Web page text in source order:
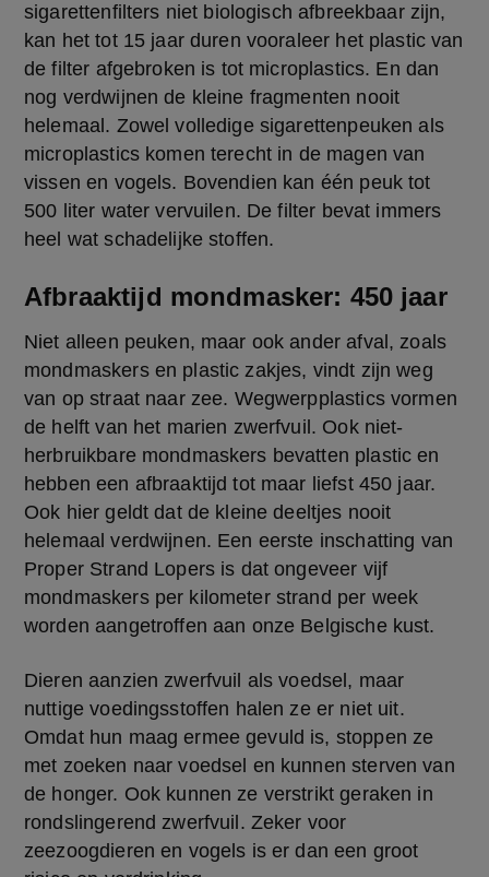
sigarettenfilters niet biologisch afbreekbaar zijn,
kan het tot 15 jaar duren vooraleer het plastic van
de filter afgebroken is tot microplastics. En dan
nog verdwijnen de kleine fragmenten nooit
helemaal. Zowel volledige sigarettenpeuken als
microplastics komen terecht in de magen van
vissen en vogels. Bovendien kan één peuk tot
500 liter water vervuilen. De filter bevat immers
heel wat schadelijke stoffen.
Afbraaktijd mondmasker: 450 jaar
Niet alleen peuken, maar ook ander afval, zoals
mondmaskers en plastic zakjes, vindt zijn weg
van op straat naar zee. Wegwerpplastics vormen
de helft van het marien zwerfvuil. Ook niet-
herbruikbare mondmaskers bevatten plastic en
hebben een afbraaktijd tot maar liefst 450 jaar.
Ook hier geldt dat de kleine deeltjes nooit
helemaal verdwijnen. Een eerste inschatting van
Proper Strand Lopers is dat ongeveer vijf
mondmaskers per kilometer strand per week
worden aangetroffen aan onze Belgische kust.
Dieren aanzien zwerfvuil als voedsel, maar
nuttige voedingsstoffen halen ze er niet uit.
Omdat hun maag ermee gevuld is, stoppen ze
met zoeken naar voedsel en kunnen sterven van
de honger. Ook kunnen ze verstrikt geraken in
rondslingerend zwerfvuil. Zeker voor
zeezoogdieren en vogels is er dan een groot